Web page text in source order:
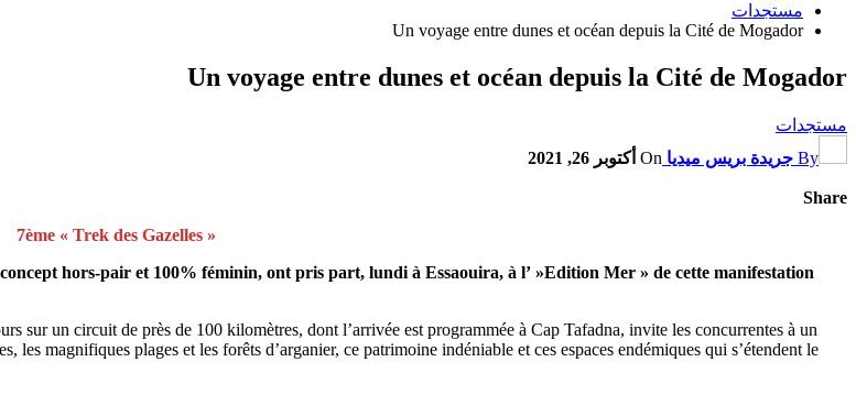
مستجدات
Un voyage entre dunes et océan depuis la Cité de Mogador
Un voyage entre dunes et océan depuis la Cité de Mogador
مستجدات
By جريدة بريس ميديا On أكتوبر 26, 2021
Share
7ème « Trek des Gazelles »
hors-pair et 100% féminin, ont pris part, lundi à Essaouira, à l’ »Edition Mer » de cette manifestation
sur un circuit de près de 100 kilomètres, dont l’arrivée est programmée à Cap Tafadna, invite les concurrentes à un
les magnifiques plages et les forêts d’arganier, ce patrimoine indéniable et ces espaces endémiques qui s’étendent le